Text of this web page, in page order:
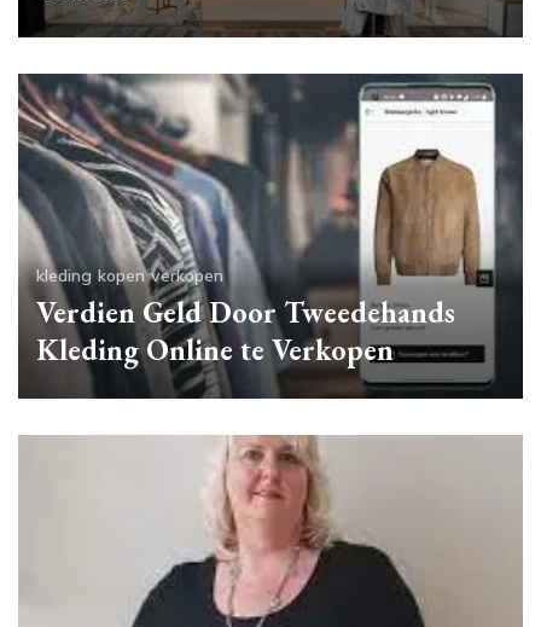
kleding kopen verkopen
Verdien Geld Door Tweedehands
Kleding Online te Verkopen